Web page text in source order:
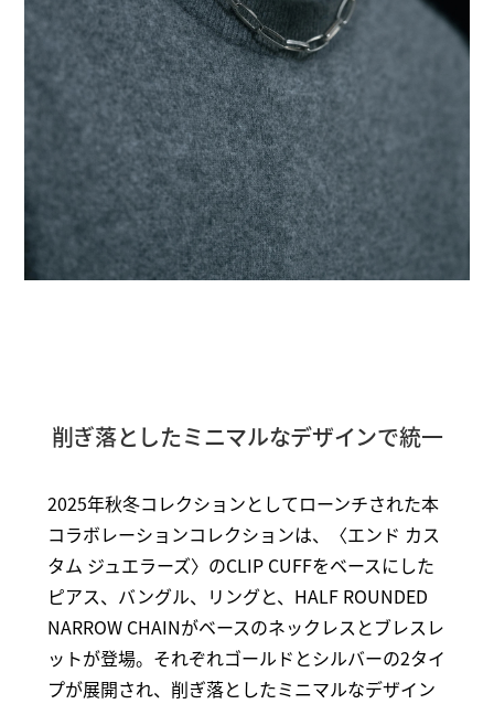
削ぎ落としたミニマルなデザインで統一
2025年秋冬コレクションとしてローンチされた本
コラボレーションコレクションは、〈エンド カス
タム ジュエラーズ〉のCLIP CUFFをベースにした
ピアス、バングル、リングと、HALF ROUNDED
NARROW CHAINがベースのネックレスとブレスレ
ットが登場。それぞれゴールドとシルバーの2タイ
プが展開され、削ぎ落としたミニマルなデザイン